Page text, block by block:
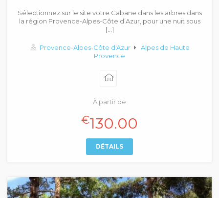
Sélectionnez sur le site votre Cabane dans les arbres dans
la région Provence-Alpes-Côte d’Azur, pour une nuit sous
[…]
Provence-Alpes-Côte d'Azur
Alpes de Haute
Provence
À partir de
€130.00
DÉTAILS